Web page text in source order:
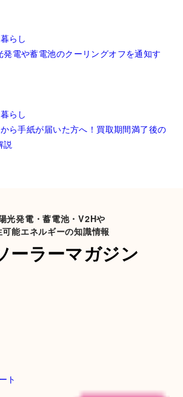
暮らし
発電や蓄電池のクーリングオフを通知す
暮らし
ら手紙が届いた方へ！買取期間満了後の
説
光発電・蓄電池・V2Hや
可能エネルギーの知識情報
ーラーマガジン
ト